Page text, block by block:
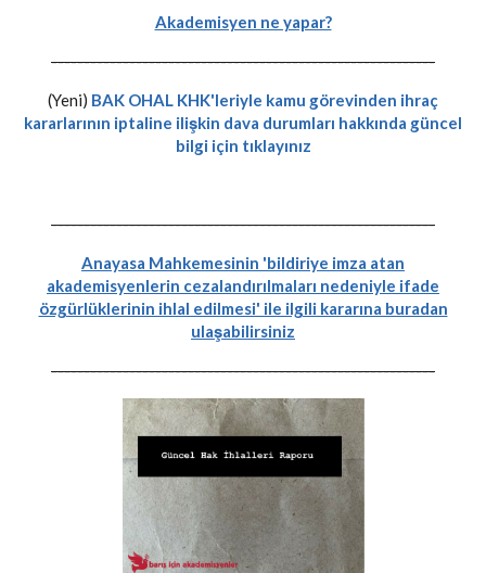
Akademisyen ne yapar?
-----------------------------------------------------------
(Yeni) BAK OHAL KHK'leriyle kamu görevinden ihraç
kararlarının iptaline ilişkin dava durumları hakkında güncel
bilgi için tıklayınız
-----------------------------------------------------------
Anayasa Mahkemesinin 'bildiriye imza atan
akademisyenlerin cezalandırılmaları nedeniyle ifade
özgürlüklerinin ihlal edilmesi' ile ilgili kararına buradan
ulaşabilirsiniz
-----------------------------------------------------------